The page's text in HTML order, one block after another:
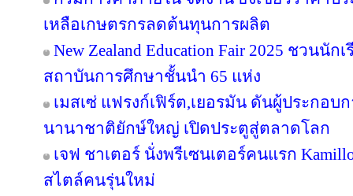
เหลือเกษตรกรลดต้นทุนการผลิต
New Zealand Education Fair 2025 ชวนนั
สถาบันการศึกษาชั้นนำ 65 แห่ง
เมสเซ่ แฟรงก์เฟิร์ต,เยอรมัน ดันผู้ประกอบ
นานาชาติยักษ์ใหญ่ เปิดประตูสู่ตลาดโลก
เจฟ ชาเตอร์ นั่งพรีเซนเตอร์คนแรก
สไตล์คนรุ่นใหม่